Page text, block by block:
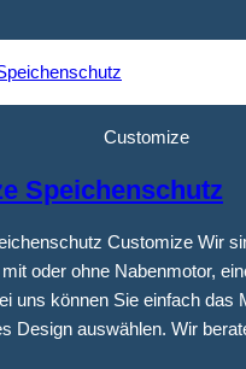
Customize
Speichenschutz
Customize Wir
oder ohne Nabenmotor,
uns können Sie einfach das
Design auswählen. Wir